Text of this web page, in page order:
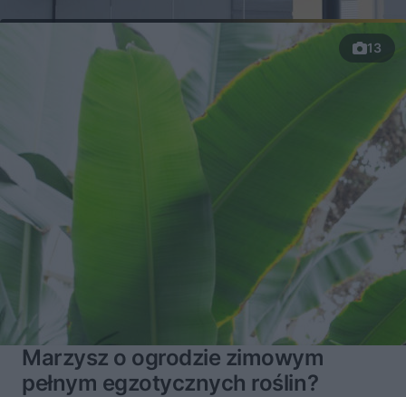
13
Marzysz o ogrodzie zimowym
pełnym egzotycznych roślin?